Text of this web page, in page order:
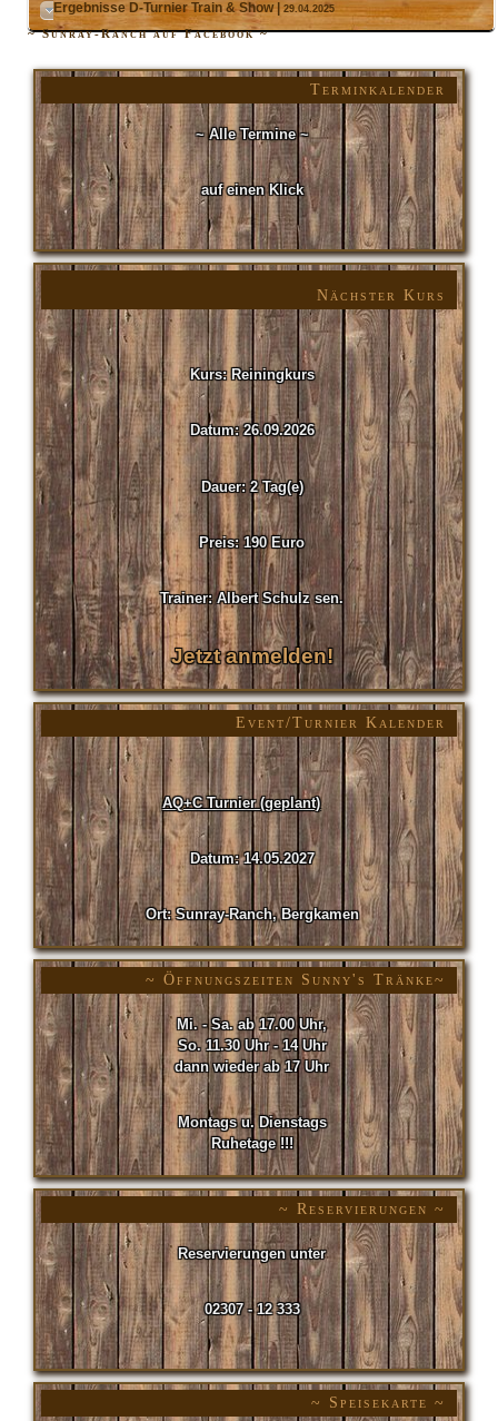
Ergebnisse D-Turnier Train & Show | 29.04.2025
~ Sunray-Ranch auf Facebook ~
Terminkalender
~ Alle Termine ~
auf einen Klick
Nächster Kurs
Kurs: Reiningkurs
Datum: 26.09.2026
Dauer: 2 Tag(e)
Preis: 190 Euro
Trainer: Albert Schulz sen.
Jetzt anmelden!
Event/Turnier Kalender
AQ+C Turnier (geplant)
Datum: 14.05.2027
Ort: Sunray-Ranch, Bergkamen
~ Öffnungszeiten Sunny's Tränke~
Mi. - Sa. ab 17.00 Uhr,
So. 11.30 Uhr - 14 Uhr
dann wieder ab 17 Uhr
Montags u. Dienstags
Ruhetage !!!
~ Reservierungen ~
Reservierungen unter
02307 - 12 333
~ Speisekarte ~